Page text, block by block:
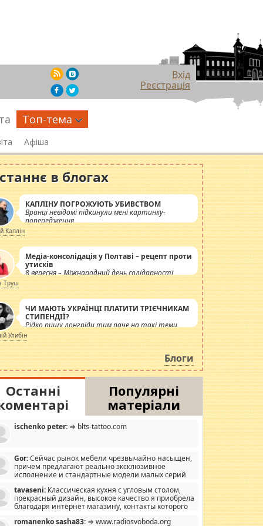
Вхід
Реєстрація
Топ-тема
Афіша
в блогах
КАПЛІНУ ПОГРОЖУЮТЬ УБИВСТВОМ
Вранці невідомі підкинули мені картинку-
попередження
Каплін
Медіа-консолідація у Полтаві – рецепт проти
утисків
8 вересня – Міжнародний день солідарності
журналістів.
Труш
ЧИ МАЮТЬ УКРАЇНЦІ ПЛАТИТИ ТРІЄЧНИКАМ
СТИПЕНДІЇ?
Рідко пишу лонгріди тим паче на такі теми,
але вже просто дістало! Обурюють сьогоднішні
інсенуації навколо стипендіального питання.
Штучно роздувається ще одна соціальна
катастрофа.
Улибін
Блоги
Останні
Популярні
матеріали
ischenko peter: ⇒ blts-tattoo.com
Gor:Сейчас рынок мебели чрезвычайно насыщен,
причем предлагают реально эксклюзивное
исполнение и стандартные модели малых серий
мало походит на стандартные формы, в MebelOk,
и что главное - со вкусом все в порядке,
ненужных наворотов удорожающих мебель, а это не
tavaseni: Классическая кухня с угловым столом,
прекрасный дизайн, высокое качество я приобрела
благодаря интернет магазину, контакты которого
romanenko sasha83: ⇒ www.radiosvoboda.org